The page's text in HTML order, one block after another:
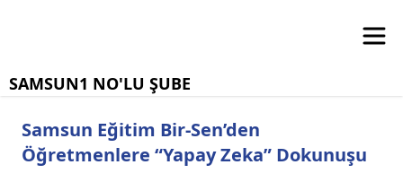
SAMSUN1 NO'LU ŞUBE
Samsun Eğitim Bir-Sen’den
Öğretmenlere “Yapay Zeka” Dokunuşu